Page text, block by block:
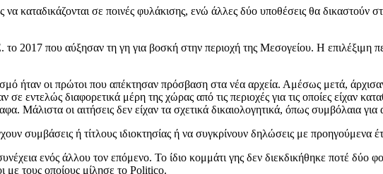
καταδικάζονται σε ποινές φυλάκισης, ενώ άλλες δύο υποθέσεις θα δικαστούν
2017 που αύξησαν τη γη για βοσκή στην περιοχή της Μεσογείου. Η επιλέξιμη
ήταν οι πρώτοι που απέκτησαν πρόσβαση στα νέα αρχεία. Αμέσως μετά,
εντελώς διαφορετικά μέρη της χώρας από τις περιοχές για τις οποίες είχαν
Μάλιστα οι αιτήσεις δεν είχαν τα σχετικά δικαιολογητικά, όπως συμβόλαια
συμβάσεις ή τίτλους ιδιοκτησίας ή να συγκρίνουν δηλώσεις με προηγούμενα
ενός άλλου τον επόμενο. Το ίδιο κομμάτι γης δεν διεκδικήθηκε ποτέ δύο
με τους οποίους μίλησε το Politico.